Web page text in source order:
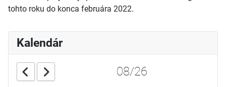
tohto roku do konca februára 2022.
Kalendár
08/26